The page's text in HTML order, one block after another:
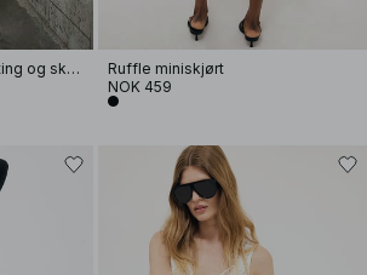
Skjørt i modal med knyting og skrågg
Ruffle miniskjørt
NOK 459